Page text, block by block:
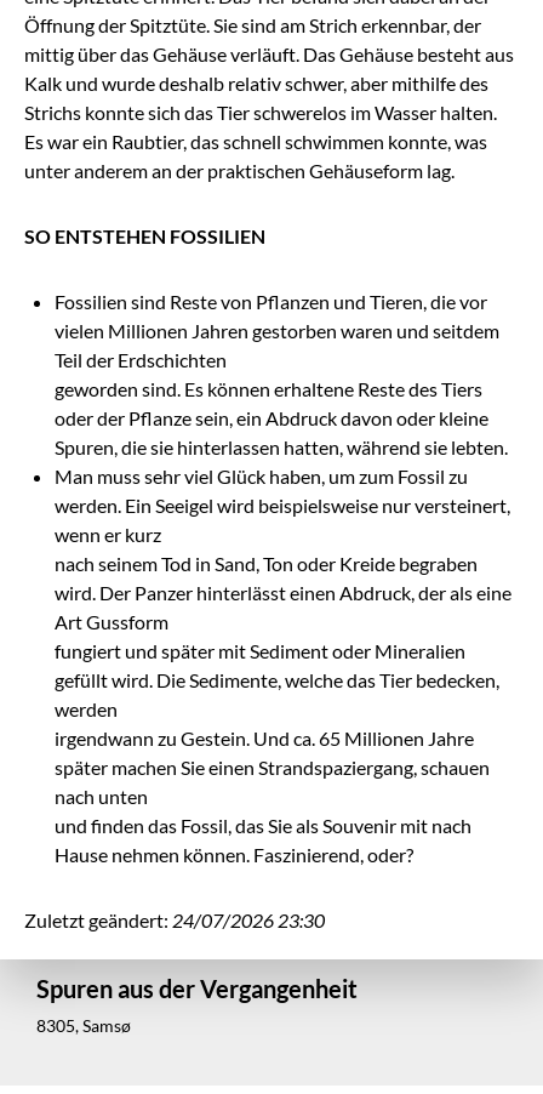
Öffnung der Spitztüte. Sie sind am Strich erkennbar, der
mittig über das Gehäuse verläuft. Das Gehäuse besteht aus
Kalk und wurde deshalb relativ schwer, aber mithilfe des
Strichs konnte sich das Tier schwerelos im Wasser halten.
Es war ein Raubtier, das schnell schwimmen konnte, was
unter anderem an der praktischen Gehäuseform lag.
SO ENTSTEHEN FOSSILIEN
Fossilien sind Reste von Pflanzen und Tieren, die vor
vielen Millionen Jahren gestorben waren und seitdem
Teil der Erdschichten
geworden sind. Es können erhaltene Reste des Tiers
oder der Pflanze sein, ein Abdruck davon oder kleine
Spuren, die sie hinterlassen hatten, während sie lebten.
Man muss sehr viel Glück haben, um zum Fossil zu
werden. Ein Seeigel wird beispielsweise nur versteinert,
wenn er kurz
nach seinem Tod in Sand, Ton oder Kreide begraben
wird. Der Panzer hinterlässt einen Abdruck, der als eine
Art Gussform
fungiert und später mit Sediment oder Mineralien
gefüllt wird. Die Sedimente, welche das Tier bedecken,
werden
irgendwann zu Gestein. Und ca. 65 Millionen Jahre
später machen Sie einen Strandspaziergang, schauen
nach unten
und finden das Fossil, das Sie als Souvenir mit nach
Hause nehmen können. Faszinierend, oder?
Zuletzt geändert: 24/07/2026 23:30
Spuren aus der Vergangenheit
8305, Samsø